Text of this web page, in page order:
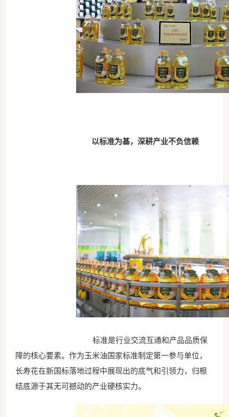
以标准为基，深耕产业不负信赖
标准是行业交流互通和产品品质保
障的核心要素。作为玉米油国家标准制定第一参与单位，
长寿花在新国标落地过程中展现出的底气和引领力，归根
结底源于其无可撼动的产业硬核实力。